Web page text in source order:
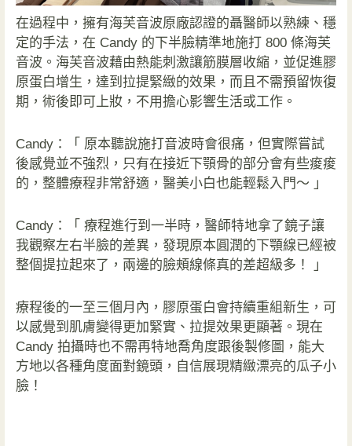
在過程中，擁有海芙音波原廠認證的聶醫師以熟練、穩
定的手法，在 Candy 的下半臉精準地施打 800 條海芙
音波。海芙音波藉由熱能刺激讓筋膜層收縮，並促進膠
原蛋白增生，達到拉提緊緻的效果，而且不需預留恢復
期，術後即可上妝，不用擔心影響生活或工作。
Candy：「 原本聽說施打音波時會很痛，但實際嘗試
後感覺並不強烈，只有在接近下顎骨的部分會有些痠痠
的，整體療程非常舒適，醫美小白也能輕鬆入門～ 」
Candy：「 療程進行到一半時，醫師特地拿了鏡子讓
我觀察左右半臉的差異，發現原本圓潤的下顎線已經被
整個提拉起來了，兩邊的臉頰線條真的差超級多！ 」
療程後的一至三個月內，膠原蛋白會持續重組新生，可
以感覺到肌膚變得更加緊實、拉提效果更顯著。現在
Candy 拍攝時也不需再特地喬角度跟後製修圖，能大
方地以各種角度面對鏡頭，自信展現精緻漂亮的瓜子小
臉！